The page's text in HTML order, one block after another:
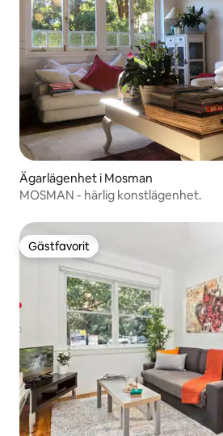
Ägarlägenhet i Mosman
MOSMAN - härlig konstlägenhet.
Gästfavorit
Gästfavorit